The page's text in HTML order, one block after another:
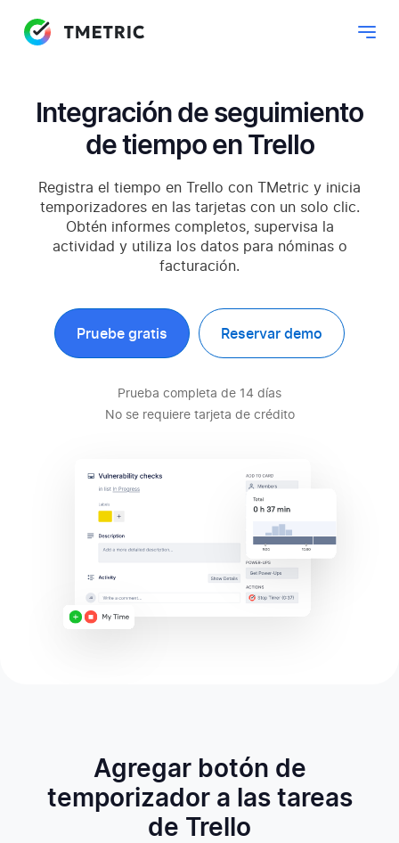
Integración de seguimiento
de tiempo en Trello
Registra el tiempo en Trello con TMetric y inicia
temporizadores en las tarjetas con un solo clic.
Obtén informes completos, supervisa la
actividad y utiliza los datos para nóminas o
facturación.
Pruebe gratis Reservar demo
Prueba completa de 14 días
No se requiere tarjeta de crédito
Agregar botón de
temporizador a las tareas
de Trello